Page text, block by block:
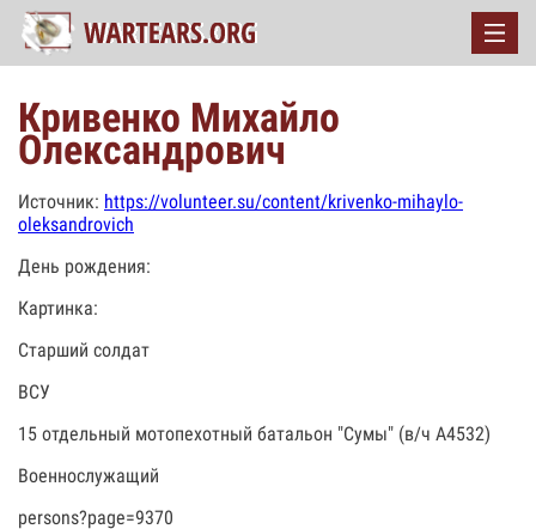
Кривенко Михайло
Олександрович
Источник: https://volunteer.su/content/krivenko-mihaylo-
oleksandrovich
День рождения:
Картинка:
Старший солдат
ВСУ
15 отдельный мотопехотный батальон "Сумы" (в/ч А4532)
Военнослужащий
persons?page=9370